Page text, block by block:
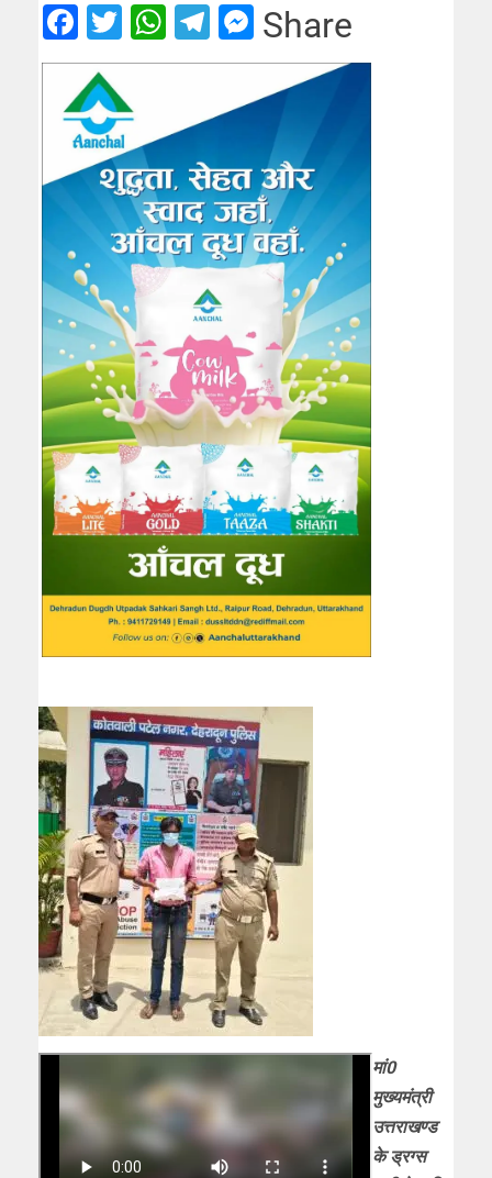
Facebook
TwitterWhatsApp
Telegram
Messenger
Share
मां0
मुख्यमंत्री
उत्तराखण्ड
के ड्रग्स